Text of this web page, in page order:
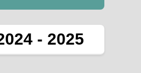
- 2025